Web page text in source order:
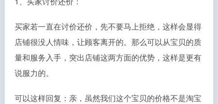
买家若一直在讨价还价，先不要马上拒绝，这样会显得
店铺很没人情味，让顾客离开的。那么可以从宝贝的质
量和服务入手，突出店铺这两方面的优势，这样是更有
说服力的。
可以这样回复：亲，虽然我们这个宝贝的价格不是淘宝